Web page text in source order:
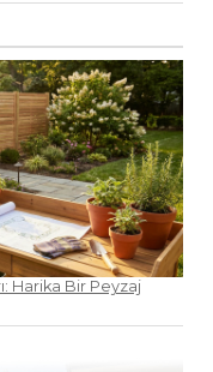
Harika Bir Peyzaj